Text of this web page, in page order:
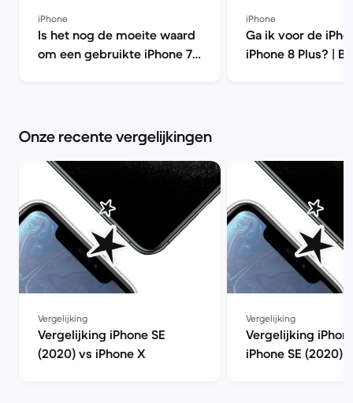
iPhone
Is het nog de moeite waard
om een gebruikte iPhone 7
iPhone
Ga ik voor de
iPhone 8 Plus? |
Onze recente vergelijkingen
Vergelijking
Vergelijking iPhone SE
(2020) vs iPhone X
Vergelijking
Vergelijking
iPhone SE (2020)